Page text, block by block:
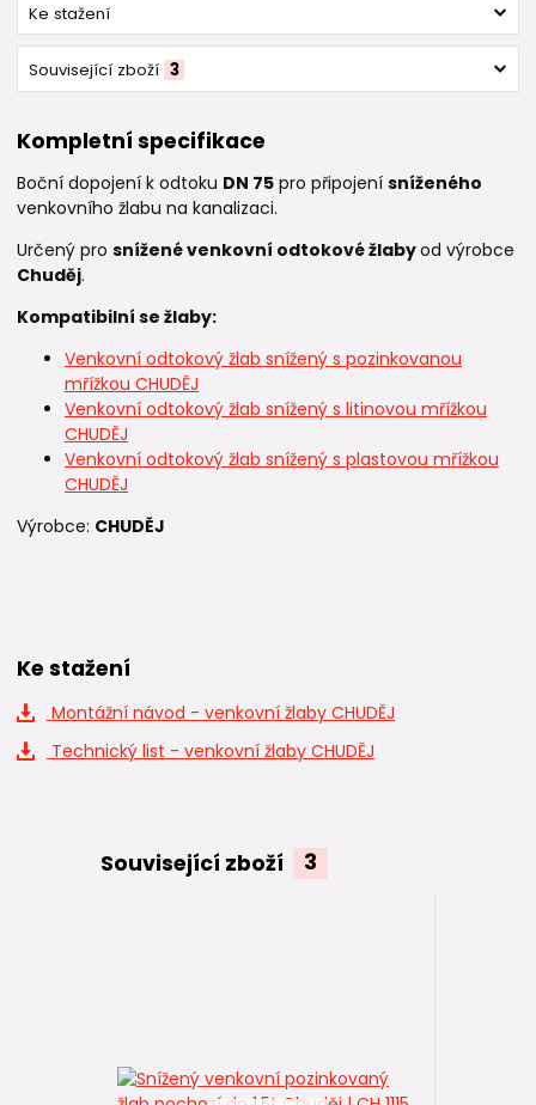
Ke stažení
Související zboží 3
Kompletní specifikace
Boční dopojení k odtoku DN 75 pro připojení sníženého
venkovního žlabu na kanalizaci.
Určený pro snížené venkovní odtokové žlabyod výrobce
Chuděj.
Kompatibilní se žlaby:
Venkovní odtokový žlab snížený s pozinkovanou
mřížkou CHUDĚJ
Venkovní odtokový žlab snížený s litinovou mřížkou
CHUDĚJ
Venkovní odtokový žlab snížený s plastovou mřížkou
CHUDĚJ
Výrobce: CHUDĚJ
Ke stažení
Montážní návod - venkovní žlaby CHUDĚJ
Technický list - venkovní žlaby CHUDĚJ
Související zboží 3